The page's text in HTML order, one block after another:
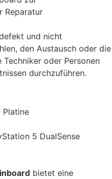
Reparatur
und nicht
den Austausch oder die
oder Personen
durchzuführen.
Platine
5 DualSense
bietet eine